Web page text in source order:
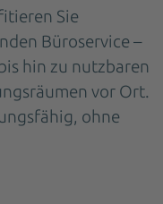
Sie
Büroservice –
hin zu nutzbaren
vor Ort.
ohne